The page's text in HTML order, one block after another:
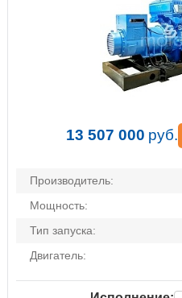
13 507 000 руб.
Производитель:
Мощность:
Тип запуска:
Двигатель: